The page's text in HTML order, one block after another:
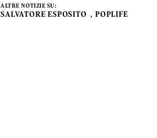
ALTRE NOTIZIE SU:
SALVATORE ESPOSITO POPLIFE